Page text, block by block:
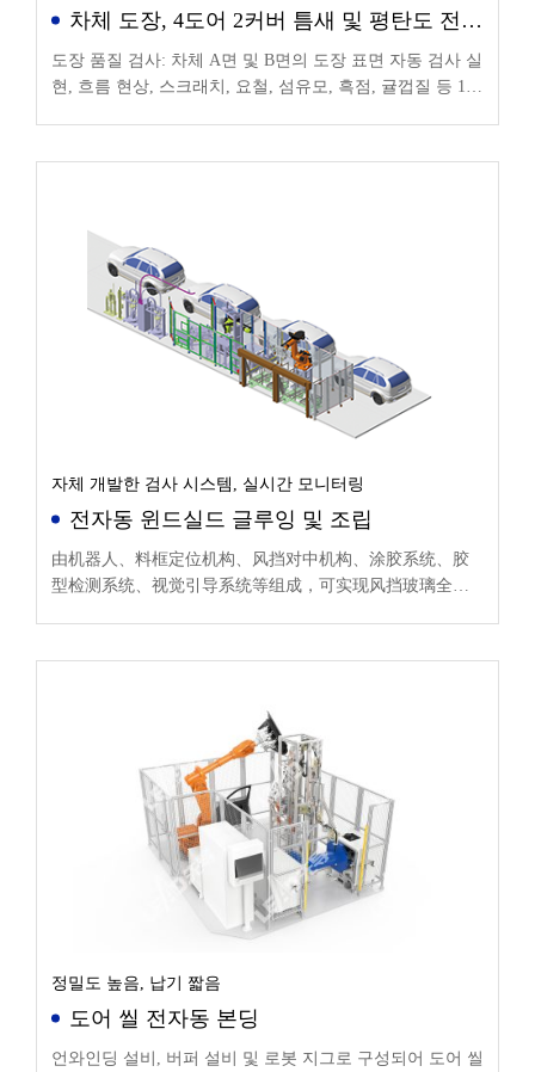
차체 도장, 4도어 2커버 틈새 및 평탄도 전자
동 검사
도장 품질 검사: 차체 A면 및 B면의 도장 표면 자동 검사 실
현, 흐름 현상, 스크래치, 요철, 섬유모, 흑점, 귤껍질 등 17
오류 및 누락, 타이어 사양 오류 방지 등; 장비 품질 모니터
자체 개발한 검사 시스템, 실시간 모니터링
전자동 윈드실드 글루잉 및 조립
由机器人、料框定位机构、风挡对中机构、涂胶系统、胶
型检测系统、视觉引导系统等组成，可实现风挡玻璃全自
정밀도 높음, 납기 짧음
도어 씰 전자동 본딩
언와인딩 설비, 버퍼 설비 및 로봇 지그로 구성되어 도어 씰